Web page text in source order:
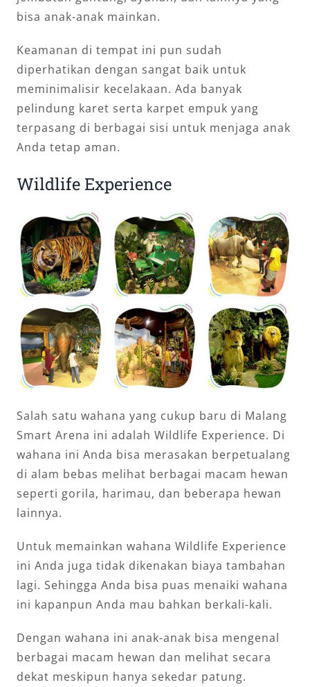
bisa anak-anak mainkan.
Keamanan di tempat ini pun sudah
diperhatikan dengan sangat baik untuk
meminimalisir kecelakaan. Ada banyak
pelindung karet serta karpet empuk yang
terpasang di berbagai sisi untuk menjaga anak
Anda tetap aman.
Wildlife Experience
Salah satu wahana yang cukup baru di Malang
Smart Arena ini adalah Wildlife Experience. Di
wahana ini Anda bisa merasakan berpetualang
di alam bebas melihat berbagai macam hewan
seperti gorila, harimau, dan beberapa hewan
lainnya.
Untuk memainkan wahana Wildlife Experience
ini Anda juga tidak dikenakan biaya tambahan
lagi. Sehingga Anda bisa puas menaiki wahana
ini kapanpun Anda mau bahkan berkali-kali.
Dengan wahana ini anak-anak bisa mengenal
berbagai macam hewan dan melihat secara
dekat meskipun hanya sekedar patung.